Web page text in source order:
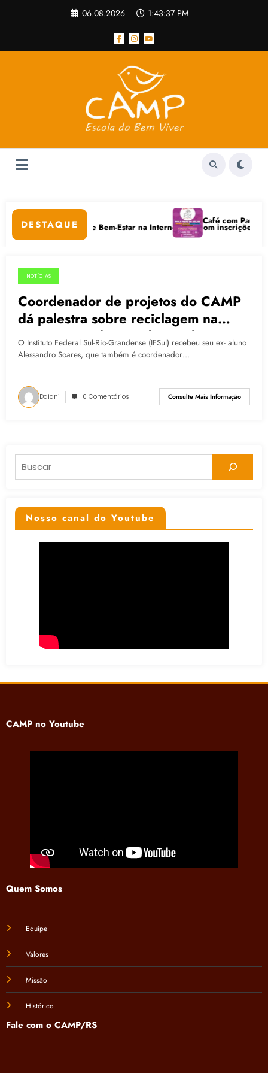
06.08.2026 1:43:37 PM
DESTAQUE
Digitais e Bem-Estar na Internet está com inscrições abertas
Café com Paulo
12.06.2015
NOTÍCIAS
Coordenador de projetos do CAMP
dá palestra sobre reciclagem na
Semana Acadêmica do IFSul
O Instituto Federal Sul-Rio-Grandense (IFSul) recebeu seu ex- aluno
Alessandro Soares, que também é coordenador…
Daiani 0 Comentários Consulte Mais Informação
Pesquisar
Nosso canal do Youtube
CAMP no Youtube
Quem Somos
Equipe
Valores
Missão
Histórico
Fale com o CAMP/RS